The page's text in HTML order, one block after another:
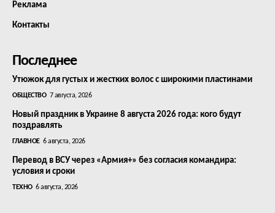
Реклама
Контакты
Последнее
Утюжок для густых и жестких волос с широкими пластинами
ОБЩЕСТВО 7 августа, 2026
Новый праздник в Украине 8 августа 2026 года: кого будут
поздравлять
ГЛАВНОЕ 6 августа, 2026
Перевод в ВСУ через «Армия+» без согласия командира:
условия и сроки
ТЕХНО 6 августа, 2026